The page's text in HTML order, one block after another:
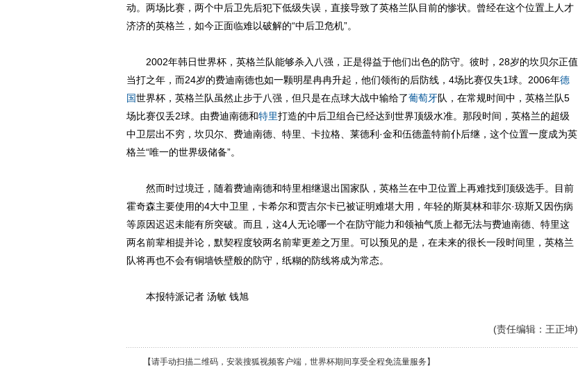
动。两场比赛，两个中后卫先后犯下低级失误，直接导致了英格兰队目前的惨状。曾经在这个位置上人才
济济的英格兰，如今正面临难以破解的“中后卫危机”。
2002年韩日世界杯，英格兰队能够杀入八强，正是得益于他们出色的防守。彼时，28岁的坎贝尔正值
当打之年，而24岁的费迪南德也如一颗明星冉冉升起，他们领衔的后防线，4场比赛仅失1球。2006年德
国世界杯，英格兰队虽然止步于八强，但只是在点球大战中输给了葡萄牙队，在常规时间中，英格兰队5
场比赛仅丢2球。由费迪南德和特里打造的中后卫组合已经达到世界顶级水准。那段时间，英格兰的超级
中卫层出不穷，坎贝尔、费迪南德、特里、卡拉格、莱德利·金和伍德盖特前仆后继，这个位置一度成为英
格兰“唯一的世界级储备”。
然而时过境迁，随着费迪南德和特里相继退出国家队，英格兰在中卫位置上再难找到顶级选手。目前
霍奇森主要使用的4大中卫里，卡希尔和贾吉尔卡已被证明难堪大用，年轻的斯莫林和菲尔·琼斯又因伤病
等原因迟迟未能有所突破。而且，这4人无论哪一个在防守能力和领袖气质上都无法与费迪南德、特里这
两名前辈相提并论，默契程度较两名前辈更差之万里。可以预见的是，在未来的很长一段时间里，英格兰
队将再也不会有铜墙铁壁般的防守，纸糊的防线将成为常态。
本报特派记者 汤敏 钱旭
(责任编辑：王正坤)
【请手动扫描二维码，安装搜狐视频客户端，世界杯期间享受全程免流量服务】